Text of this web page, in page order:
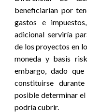
beneficiarían por
gastos e
adicional serviría
de los proyectos en
moneda y basis
embargo, dado
constituirse
posible determinar
podría cubrir.